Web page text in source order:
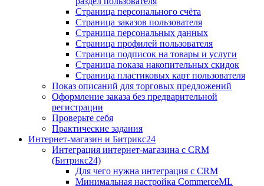
Страница персонального счёта
Страница заказов пользователя
Страница персональных данных
Страница профилей пользователя
Страница подписок на товары и услуги
Страница показа накопительных скидок
Страница пластиковых карт пользователя
Показ описаний для торговых предложений
Оформление заказа без предварительной
регистрации
Проверьте себя
Практические задания
Интернет-магазин и Битрикс24
Интеграция интернет-магазина с CRM
(Битрикс24)
Для чего нужна интеграция с CRM
Минимальная настройка CommerceML